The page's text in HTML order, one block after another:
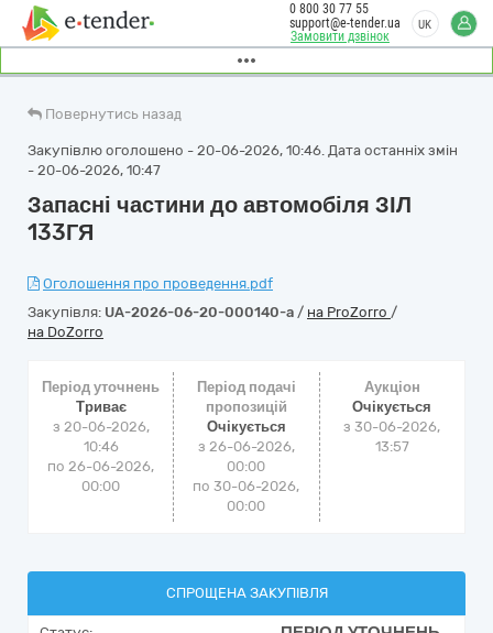
Замовити дзвінок
0 800 30 77 55
support@e-tender.ua
UK
Повернутись назад
Закупівлю оголошено - 20-06-2026, 10:46. Дата останніх змін
- 20-06-2026, 10:47
Запасні частини до автомобіля ЗІЛ
133ГЯ
Оголошення про проведення.pdf
Закупівля: UA-2026-06-20-000140-a / на ProZorro /
на DoZorro
Період уточнень
Триває
з 20-06-2026,
10:46
по 26-06-2026,
00:00
Період подачі
пропозицій
Очікується
з 26-06-2026,
00:00
по 30-06-2026,
00:00
Аукціон
Очікується
з30-06-2026,
13:57
СПРОЩЕНА ЗАКУПІВЛЯ